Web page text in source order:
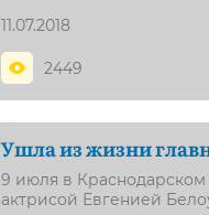
11.07.2018
2449
Ушла из жизни
9 июля в
актрисой Евгенией